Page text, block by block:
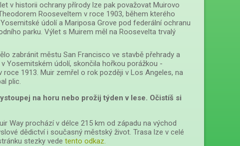
v historii ochrany přírody lze pak považovat Muirovo
Rooseveltem v roce 1903, během kterého
údolí a Mariposa Grove pod federální ochranu
parku. Výlet s Muirem měl na Roosevelta trvalý
zabránit městu San Francisco ve stavbě přehrady a
Yosemitském údolí, skončila hořkou porážkou -
1913. Muir zemřel o rok později v Los Angeles, na
plic.
na horu nebo prožij týden v lese. Očistíš si
Way prochází v délce 215 km od západu na východ
dědictví i současný městský život. Trasa lze v celé
stezky vede tento odkaz.